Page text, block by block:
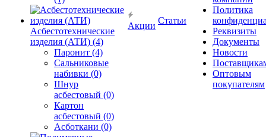
Асбестотехнические
изделия (АТИ) (4)
Паронит (4)
Сальниковые
набивки (0)
Шнур
асбестовый (0)
Картон
асбестовый (0)
Асботкани (0)
Акции
Статьи
Политика
Реквизиты
Документы
Новости
Оптовым
покупателям